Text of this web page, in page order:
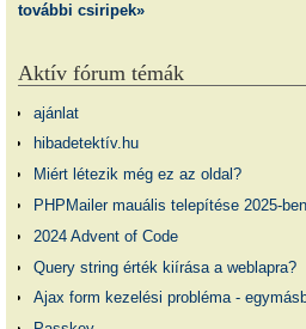
további csiripek»
Aktív fórum témák
ajánlat
hibadetektív.hu
Miért létezik még ez az oldal?
PHPMailer mauális telepítése 2025-ben
2024 Advent of Code
Query string érték kiírása a weblapra?
Ajax form kezelési probléma -